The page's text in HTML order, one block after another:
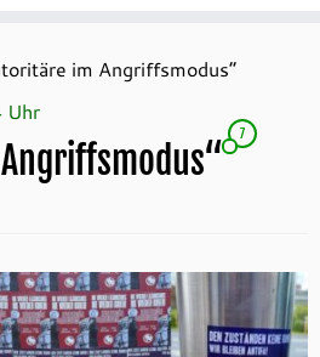
im Angriffsmodus“
Uhr
7